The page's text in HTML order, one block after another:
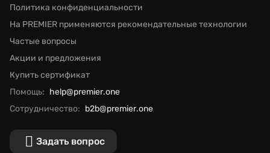
Политика конфиденциальности
На PREMIER применяются рекомендательные технологии
Частые вопросы
Акции и предложения
Купить сертификат
Помощь: help@premier.one
Сотрудничество: b2b@premier.one
Задать вопрос